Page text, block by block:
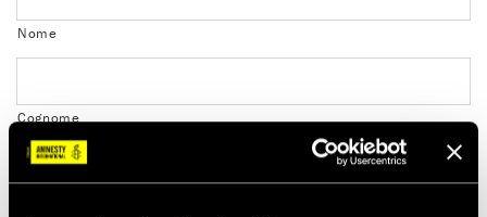
Nome
Cognome
Email *